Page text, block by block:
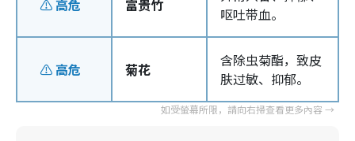
⚠️高危 富贵竹
呕吐带血。
⚠️高危 菊花
含除虫菊酯，致皮
肤过敏、抑郁。